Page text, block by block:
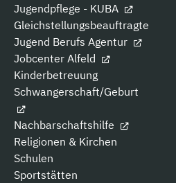
Jugendpflege - KUBA
Gleichstellungsbeauftragte
Jugend Berufs Agentur
Jobcenter Alfeld
Kinderbetreuung
Schwangerschaft/Geburt
Nachbarschaftshilfe
Religionen & Kirchen
Schulen
Sportstätten